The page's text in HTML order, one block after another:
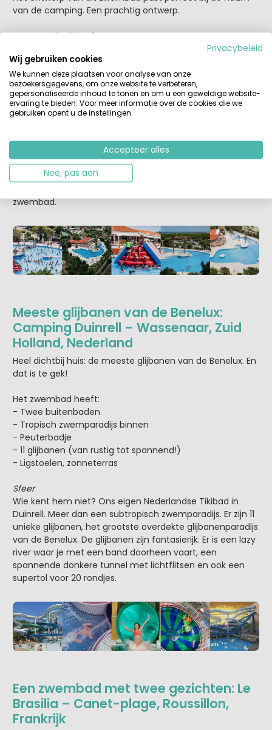
van de camping. Een prachtig ontwerp.
Het zwembad heeft:
- Ligstoelen
- Gedeelte voor kinderen
- Zonneterras
- Palmbomen en planten
Dit zwembad is bijzonder omdat het in de vorm van een
dolfijn is. Geheel in thema dus. Door de grootte en het
ruime oppervlakte kan de camping geregeld
opblaasvulkanen, banden en andere spellen uitzetten.
zwembad.
Meeste glijbanen van de Benelux:
Camping Duinrell – Wassenaar, Zuid
Holland, Nederland
Heel dichtbij huis: de meeste glijbanen van de Benelux. En
dat is te gek!
Het zwembad heeft:
- Twee buitenbaden
- Tropisch zwemparadijs binnen
- Peuterbadje
- 11 glijbanen (van rustig tot spannend!)
- Ligstoelen, zonneterras
Sfeer
Wie kent hem niet? Ons eigen Nederlandse Tikibad in
Duinrell. Meer dan een subtropisch zwemparadijs. Er zijn 11
unieke glijbanen, het grootste overdekte glijbanenparadijs
van de Benelux. De glijbanen zijn fantasierijk. Er is een lazy
river waar je met een band doorheen vaart, een
spannende donkere tunnel met lichtflitsen en ook een
supertol voor 20 rondjes.
Een zwembad met twee gezichten: Le
Brasilia – Canet-plage, Roussillon,
Frankrijk
Privacybeleid
Wij gebruiken cookies
We kunnen deze plaatsen voor analyse van onze
bezoekersgegevens, om onze website te verbeteren,
gepersonaliseerde inhoud te tonen en om u een geweldige website-
ervaring te bieden. Voor meer informatie over de cookies die we
gebruiken opent u de instellingen.
Accepteer alles
Nee, pas aan